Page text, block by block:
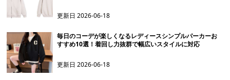
更新日2026-06-18
毎日のコーデが楽しくなるレディースシンプルパーカーお
すすめ10選！着回し力抜群で幅広いスタイルに対応
更新日2026-06-18